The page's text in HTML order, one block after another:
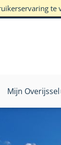
te
Mijn Overijssel